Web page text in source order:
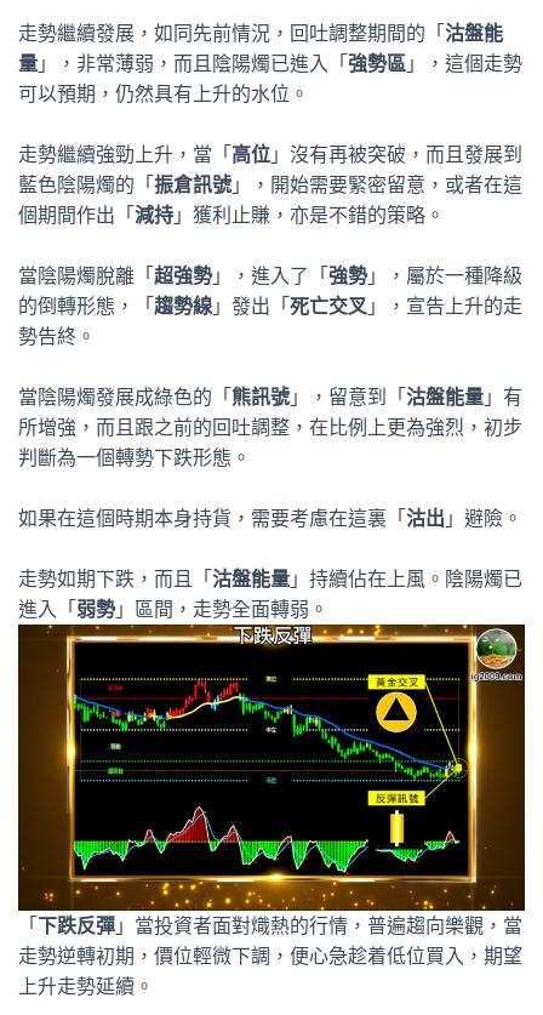
走勢繼續發展，如同先前情況，回吐調整期間的「 沽盤能
量 」，非常薄弱，而且陰陽燭已進入「 強勢區 」，這個走勢
可以預期，仍然具有上升的水位。
走勢繼續強勁上升，當「 高位 」沒有再被突破，而且發展到
藍色陰陽燭的「 振倉訊號 」，開始需要緊密留意，或者在這
個期間作出「 減持 」獲利止賺，亦是不錯的策略。
當陰陽燭脫離「 超強勢」，進入了「 強勢」，屬於一種降級
的倒轉形態，「 趨勢線 」發出「 死亡交叉 」，宣告上升的走
勢告終。
當陰陽燭發展成綠色的「 熊訊號 」，留意到「 沽盤能量 」有
所增強，而且跟之前的回吐調整，在比例上更為強烈，初步
判斷為一個轉勢下跌形態。
如果在這個時期本身持貨，需要考慮在這裏「 沽出 」避險。
走勢如期下跌，而且「 沽盤能量 」持續佔在上風。陰陽燭已
進入「 弱勢」區間，走勢全面轉弱。
「 下跌反彈 」當投資者面對熾熱的行情，普遍趨向樂觀，當
走勢逆轉初期，價位輕微下調，便心急趁着低位買入，期望
上升走勢延續。